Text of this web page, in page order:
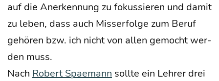
auf die Aner­ken­nung zu fokus­sie­ren und damit
zu leben, dass auch Miss­erfol­ge zum Beruf
gehö­ren bzw. ich nicht von allen gemocht wer­
den muss.
Nach Robert Spae­mann soll­te ein Leh­rer drei